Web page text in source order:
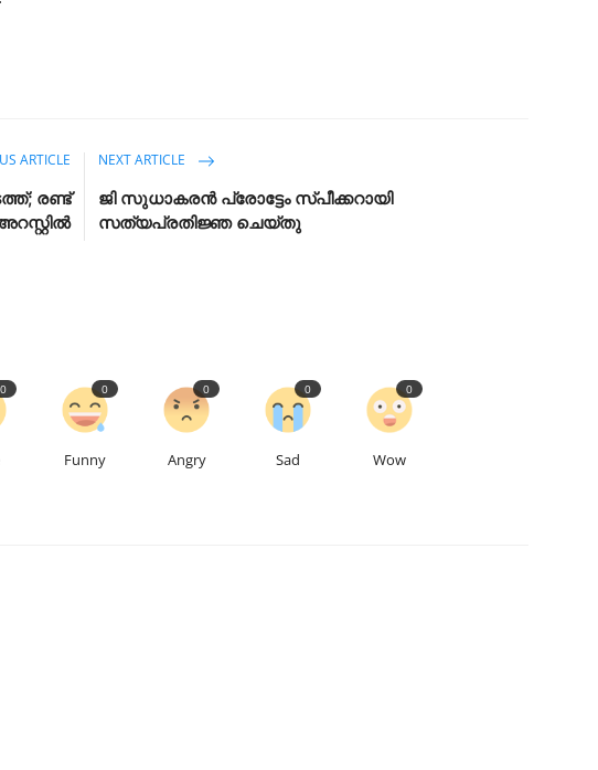
ARTICLE
രണ്ട്
NEXT ARTICLE
ജി സുധാകരൻ പ്രോട്ടേം സ്പീക്കറായി
സത്യപ്രതിജ്ഞ ചെയ്തു
0
Funny
0
Angry
0
Sad
0
Wow
0